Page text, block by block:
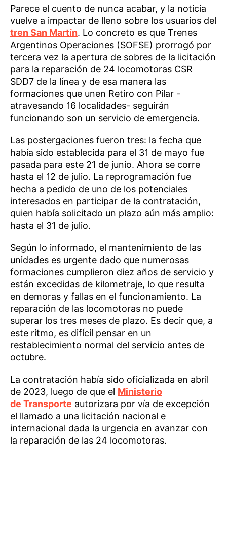
Parece el cuento de nunca acabar, y la noticia
vuelve a impactar de lleno sobre los usuarios del
tren San Martín. Lo concreto es que Trenes
Argentinos Operaciones (SOFSE) prorrogó por
tercera vez la apertura de sobres de la licitación
para la reparación de 24 locomotoras CSR
SDD7 de la línea y de esa manera las
formaciones que unen Retiro con Pilar -
atravesando 16 localidades- seguirán
funcionando son un servicio de emergencia.
Las postergaciones fueron tres: la fecha que
había sido establecida para el 31 de mayo fue
pasada para este 21 de junio. Ahora se corre
hasta el 12 de julio. La reprogramación fue
hecha a pedido de uno de los potenciales
interesados en participar de la contratación,
quien había solicitado un plazo aún más amplio:
hasta el 31 de julio.
Según lo informado, el mantenimiento de las
unidades es urgente dado que numerosas
formaciones cumplieron diez años de servicio y
están excedidas de kilometraje, lo que resulta
en demoras y fallas en el funcionamiento. La
reparación de las locomotoras no puede
superar los tres meses de plazo. Es decir que, a
este ritmo, es difícil pensar en un
restablecimiento normal del servicio antes de
octubre.
La contratación había sido oficializada en abril
de 2023, luego de que el Ministerio
de Transporte autorizara por vía de excepción
el llamado a una licitación nacional e
internacional dada la urgencia en avanzar con
la reparación de las 24 locomotoras.